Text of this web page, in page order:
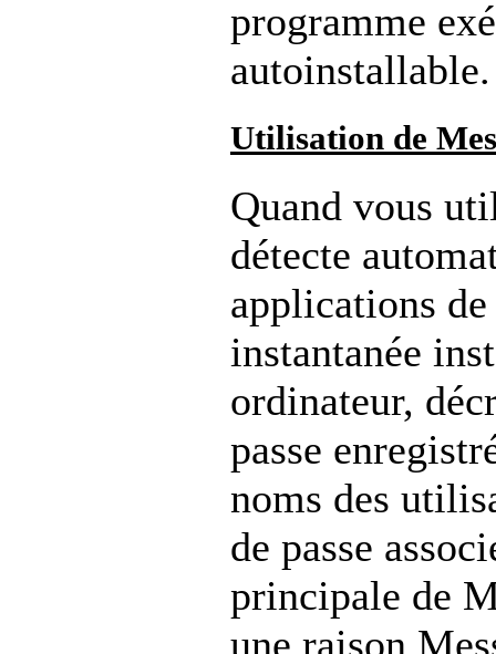
programme
autoinstallable.
Utilisation de
Quand vous
détecte
applications
instantanée
ordinateur,
passe
noms des
de passe
principale de
une raison